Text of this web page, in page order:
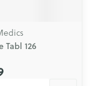
Tabl 126